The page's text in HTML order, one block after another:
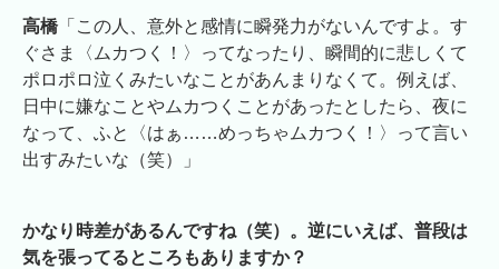
高橋「この人、意外と感情に瞬発力がないんですよ。す
ぐさま〈ムカつく！〉ってなったり、瞬間的に悲しくて
ポロポロ泣くみたいなことがあんまりなくて。例えば、
日中に嫌なことやムカつくことがあったとしたら、夜に
なって、ふと〈はぁ……めっちゃムカつく！〉って言い
出すみたいな（笑）」
かなり時差があるんですね（笑）。逆にいえば、普段は
気を張ってるところもありますか？